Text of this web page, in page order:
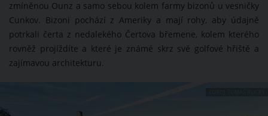
zmíněnou Ounz a samo sebou kolem farmy bizonů u vesničky
Cunkov. Bizoni pochází z Ameriky a mají rohy, aby údajně
potrkali čerta z nedalekého Čertova břemene, kolem kterého
rovněž projíždíte a které je známé skrz své golfové hřiště a
zajímavou architekturu.